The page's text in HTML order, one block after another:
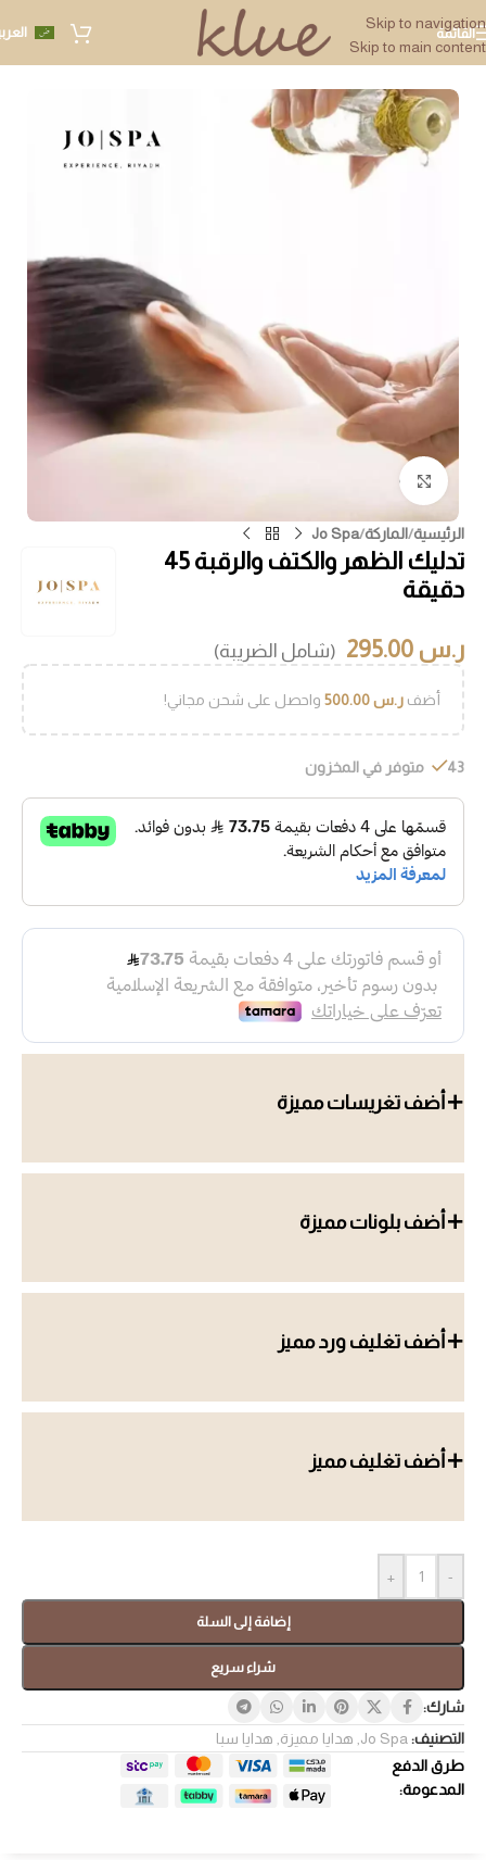
Skip to navigation
Skip to main content
القائمة
Click to enlarge
الرئيسية/الماركة/
Jo Spa
تدليك الظهر والكتف والرقبة 45
دقيقة
ر.س (شامل الضريبة)
أضف ر.س واحصل على شحن مجاني!
43 متوفر في المخزون
أضف تغريسات مميزة
أضف بلونات مميزة
أضف تغليف ورد مميز
أضف تغليف مميز
-
+
إضافة إلى السلة
شراء سريع
شارك:
التصنيف:Jo Spa
, هدايا مميزة, هدايا سبا
طرق الدفع
المدعومة: